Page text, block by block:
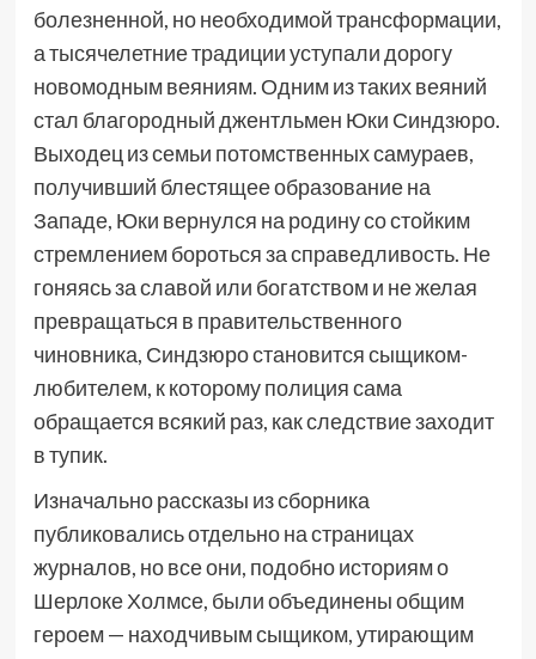
болезненной, но необходимой трансформации,
а тысячелетние традиции уступали дорогу
новомодным веяниям. Одним из таких веяний
стал благородный джентльмен Юки Синдзюро.
Выходец из семьи потомственных самураев,
получивший блестящее образование на
Западе, Юки вернулся на родину со стойким
стремлением бороться за справедливость. Не
гоняясь за славой или богатством и не желая
превращаться в правительственного
чиновника, Синдзюро становится сыщиком-
любителем, к которому полиция сама
обращается всякий раз, как следствие заходит
в тупик.
Изначально рассказы из сборника
публиковались отдельно на страницах
журналов, но все они, подобно историям о
Шерлоке Холмсе, были объединены общим
героем — находчивым сыщиком, утирающим